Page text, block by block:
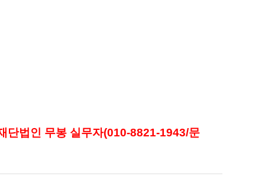
단법인 무봉 실무자(010-8821-1943/문